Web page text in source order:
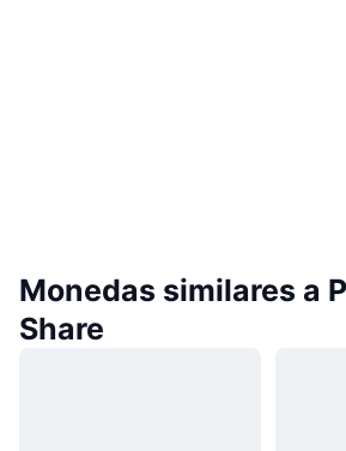
Monedas similares a
Share